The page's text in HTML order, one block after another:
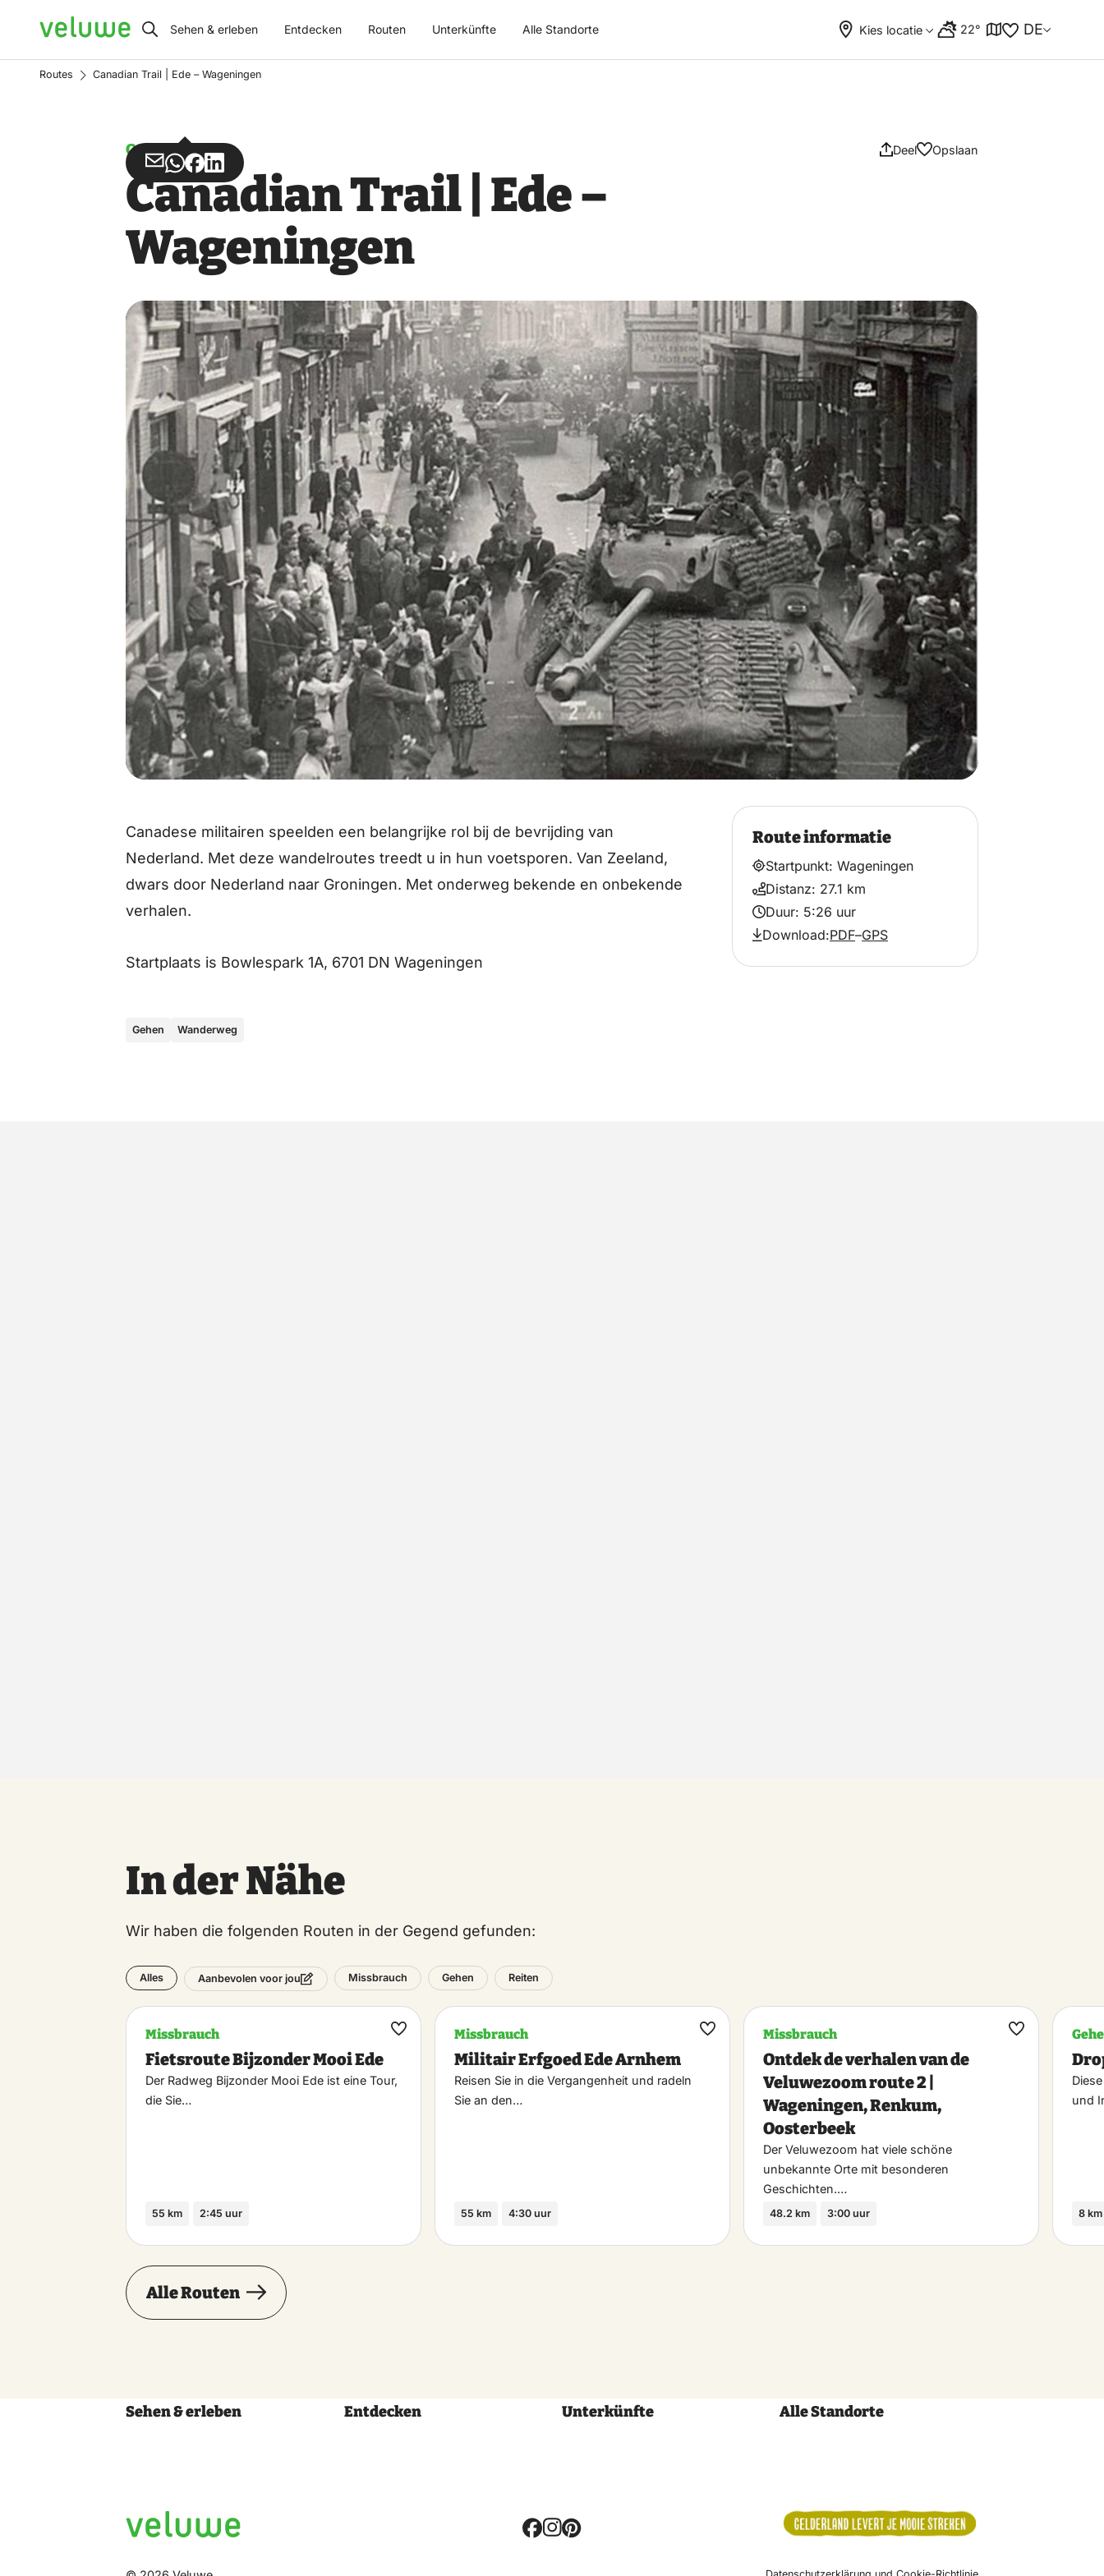
Veluwe Sehen & erleben Entdecken Routen Unterkünfte Alle Standorte Kies locatie 22° DE
Routes Canadian Trail | Ede – Wageningen
Gehen Deel
Teilen
über
Teilen
über
Teilen
auf
Teilen
auf
Opslaan
Canadian Trail | Ede –
Wageningen
Canadese militairen speelden een belangrijke rol bij de bevrijding van
Nederland. Met deze wandelroutes treedt u in hun voetsporen. Van Zeeland,
dwars door Nederland naar Groningen. Met onderweg bekende en onbekende
verhalen.
Startplaats is Bowlespark 1A, 6701 DN Wageningen
Gehen Wanderweg
Route informatie
Startpunkt: Wageningen
Distanz: 27.1 km
Duur: 5:26 uur
Download:PDF–GPS
In der Nähe
Wir haben die folgenden Routen in der Gegend gefunden:
Alles Aanbevolen voor jou Missbrauch Gehen Reiten
Missbrauch
Fietsroute Bijzonder Mooi Ede
Der Radweg Bijzonder Mooi Ede ist eine Tour,
die Sie…
55 km 2:45 uur
Maak
Missbrauch
Militair Erfgoed Ede Arnhem
Reisen Sie in die Vergangenheit und radeln
Sie an den…
55 km 4:30 uur
Maak
Missbrauch
Ontdek de verhalen van de
Veluwezoom route 2 |
Wageningen, Renkum,
Oosterbeek
Der Veluwezoom hat viele schöne
unbekannte Orte mit besonderen
Geschichten.…
48.2 km 3:00 uur
Maak
und
8 km
Alle Routen
Sehen & erleben Entdecken Unterkünfte Alle Standorte
Volg